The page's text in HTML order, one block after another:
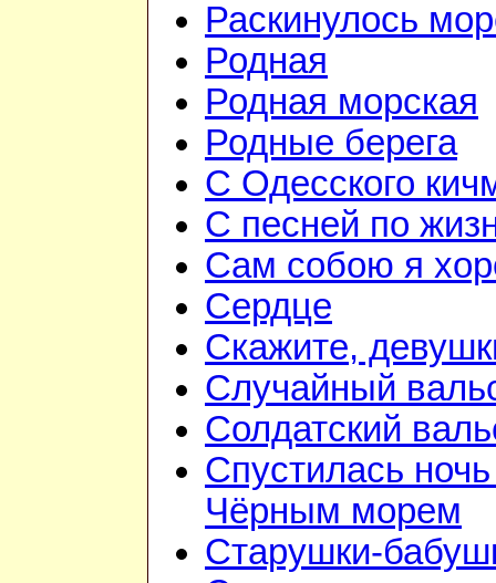
Раскинулось
Родная
Родная морская
Родные берега
С Одесского
С песней по
Сам собою я
Сердце
Скажите,
Случайный
Солдатский
Спустилась
Чёрным морем
Старушки-